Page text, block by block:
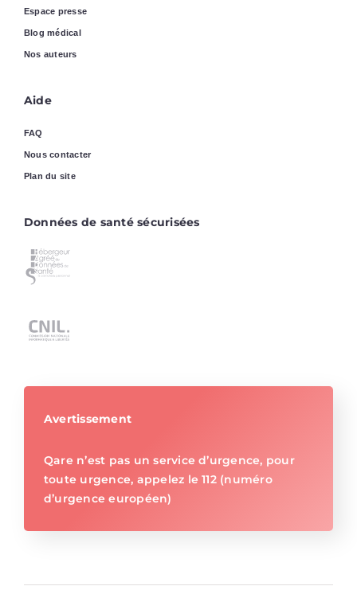
Espace presse
Blog médical
Nos auteurs
Aide
FAQ
Nous contacter
Plan du site
Données de santé sécurisées
Avertissement
Qare n’est pas un service d’urgence, pour
toute urgence, appelez le 112 (numéro
d’urgence européen)